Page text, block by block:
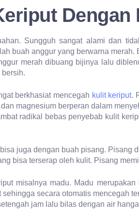
Dengan
Sungguh sangat alami dan
buah anggur yang berwarna
merah dibuang bijinya lalu
berkhasiat mencegah kulit keriput.
magnesium berperan dalam
radikal bebas penyebab kulit
bisa juga dengan buah pisang. Pisang
bisa terserap oleh kulit. Pisang
misalnya madu. Madu
secara otomatis mencegah
jam lalu bilas dengan air